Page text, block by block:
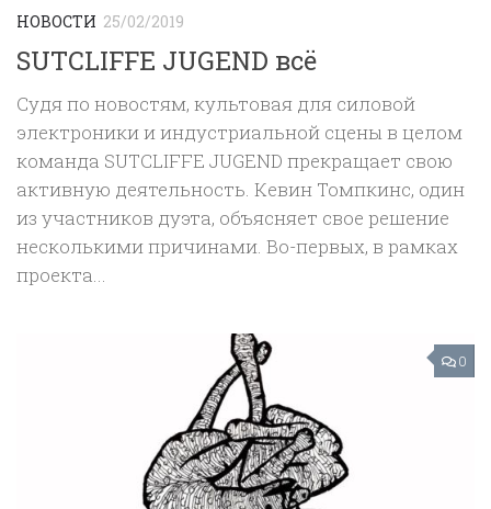
НОВОСТИ 25/02/2019
SUTCLIFFE JUGEND всё
Судя по новостям, культовая для силовой
электроники и индустриальной сцены в целом
команда SUTCLIFFE JUGEND прекращает свою
активную деятельность. Кевин Томпкинс, один
из участников дуэта, объясняет свое решение
несколькими причинами. Во-первых, в рамках
проекта...
0